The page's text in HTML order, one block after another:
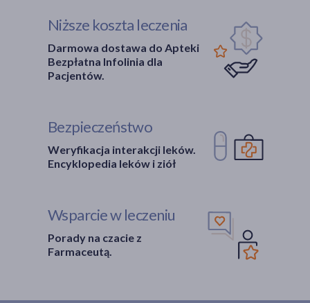
Niższe koszta leczenia
Darmowa dostawa do Apteki
Bezpłatna Infolinia dla
Pacjentów.
Bezpieczeństwo
Weryfikacja interakcji leków.
Encyklopedia leków i ziół
Wsparcie w leczeniu
Porady na czacie z
Farmaceutą.